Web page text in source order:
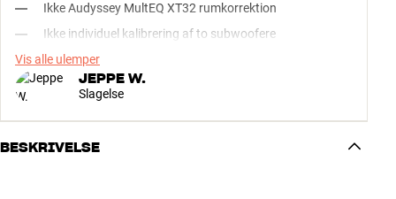
Ikke Audyssey MultEQ XT32 rumkorrektion
Ikke individuel kalibrering af to subwoofere
Vis alle ulemper
JEPPE W.
Slagelse
BESKRIVELSE